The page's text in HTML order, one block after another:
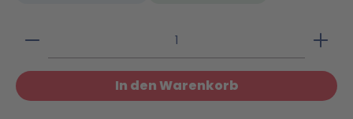
Produkt Anzahl: Gib den gewünschten Wert
In den Warenkorb